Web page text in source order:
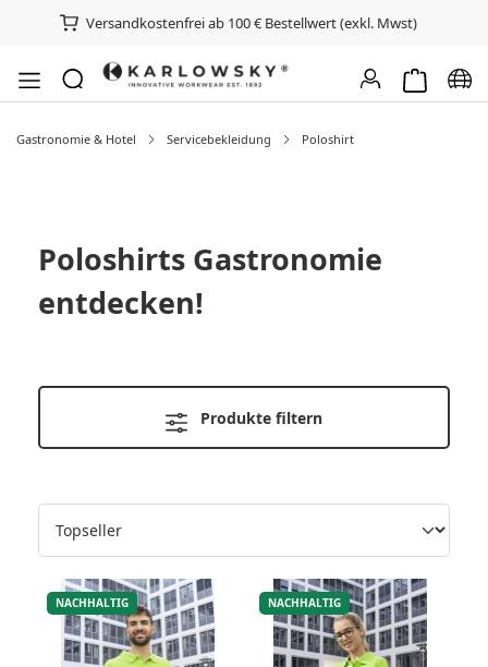
Versandkostenfrei ab 100 € Bestellwert (exkl. Mwst)
Gastronomie & Hotel Servicebekleidung Poloshirt
Poloshirts Gastronomie
entdecken!
Produkte filtern
NACHHALTIG NACHHALTIG